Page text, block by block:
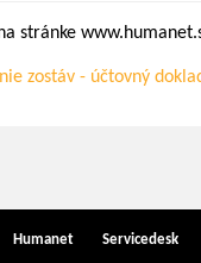
stránke
zostáv - účtovný
Humanet Servicedesk